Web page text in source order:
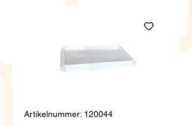
Artikelnummer: 120044